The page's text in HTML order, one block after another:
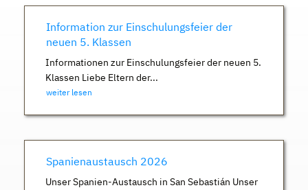
Information zur Einschulungsfeier der
neuen 5. Klassen
Informationen zur Einschulungsfeier der neuen 5.
Klassen Liebe Eltern der...
weiter lesen
Spanienaustausch 2026
Unser Spanien-Austausch in San Sebastián Unser